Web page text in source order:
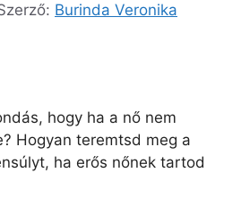
Burinda Veronika
hogy ha a nő nem
Hogyan teremtsd meg a
ha erős nőnek tartod